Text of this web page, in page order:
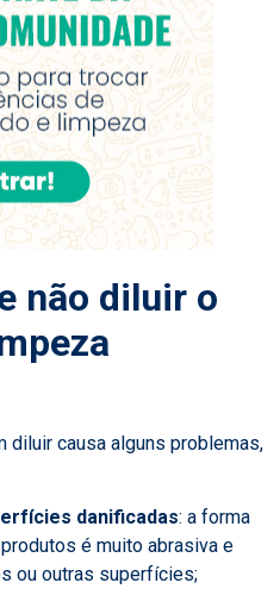
não diluir o
diluir causa alguns problemas,
danificadas: a forma
é muito abrasiva e
ou outras superfícies;